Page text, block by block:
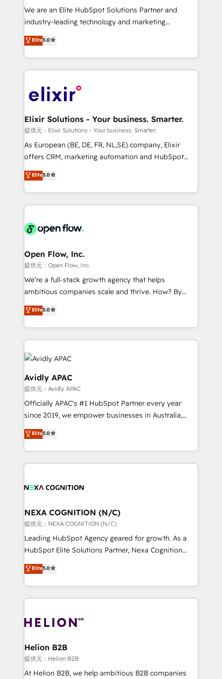
workflows 💼 Financial Services: compliant
workflows; audit-ready reporting ⚖️ Legal: client
intake; pipeline and document workflows 🛒 E-
Commerce: Shopify, WooCommerce; lifecycle and
alignment 🛡️ Compliance & Data Considerations:
HIPAA-aware; CASL-compliant; GDPR-ready
Clients Choose Us: Elite Partner; technical, fast, and
built to scale.
We are an Elite HubSpot Solutions Partner and
industry-leading technology and marketing
consultancy. Our focus is on enterprise and mid-
market B2B companies globally that want a strategic
approach to execute their goals through creative
applications of our solutions; Technical HubSpot
Design, Migrations + Integrations. Mole Street’s
greatness, which is achieved through creating
absolute clarity, derived from a well-defined
strategy, executed well, and reported on with clear
results. The culture is driven by core values; Joy, Grit,
Mindedness, and Clarity. We are driven to win for the
collective good of the company and its clientele, and
things are happening.
Elite5.0
Elixir Solutions - Your business. Smarter.
提供元：Elixir Solutions - Your business. Smarter.
As European (BE, DE, FR, NL,SE) company, Elixir
offers CRM, marketing automation and HubSpot
integration products and services to mid-market
and enterprise customers. We ensure that your sales,
service and marketing department operates in the
most effective way, while at the same time
integrated buyers journey. Elixir is located in
and Stockholm Elixir is a first mover and leader
when it comes to HubSpot sales and service
implementations, highly renowned for our business
acumen, process (re-)design experience and a
integrate HubSpot with complex solutions like SAP,
MicroSoft, custom solutions,... Our company also has
execution, CPQ, customer portals and HubSpot CMS
to complex data migrations.
Elite5.0
Open Flow, Inc.
提供元：Open Flow, Inc.
We’re a full-stack growth agency that helps
ambitious companies scale and thrive. How? By
upgrading and streamlining every single revenue-
generating aspect of your business. We’re proud
HubSpot Elite Solutions Partners and devout CRM
nerds who can harness HubSpot’s custom digital
tools to improve each touchpoint of your customer
experience. Working hand-in-hand with your team,
we’ll assemble a RevOps machine that drives more
traffic, generates better leads and crushes your
revenue goals. We've worked with thousands of
HubSpot customers and we'd love to work with you
System Integrations both Custom and Native to
to take on real challenges!
Elite5.0
Avidly APAC
提供元：Avidly APAC
Officially APAC's #1 HubSpot Partner every year
since 2019, we empower businesses in Australia,
New Zealand, and globally to realise their full
potential through enterprise HubSpot CRM
implementation. And we deliver best practice across
the whole HubSpot platform, covering marketing,
all businesses, from start-up to Enterprise, and have
the world. Our human approach to digital
transformation is designed for businesses who want
to grow. And we're passionate about APAC
businesses leading the world in technology, agility
record migrating businesses from CRM & Marketing
Platforms such as Salesforce, Dynamics, Pipedrive,
with attract and retain customers, manage their
business people and processes, and how they
Elite5.0
NEXA COGNITION (N/C)
提供元：NEXA COGNITION (N/C)
Leading HubSpot Agency geared for growth. As a
HubSpot Elite Solutions Partner, Nexa Cognition
ranks in the top 1% of global HubSpot Partners and
has been one of the longest-standing partners since
2012. We empower businesses to harness the full
potential of HubSpot by combining strategic
bespoke HubSpot solutions tailored to drive
Choose Nexa Cognition? 🚀 HubSpot Expertise: Our
certified team specialises in CRM implementation,
marketing automation, and revenue operations. 🤝
Elite5.0
Helion B2B
提供元：Helion B2B
At Helion B2B, we help ambitious B2B companies